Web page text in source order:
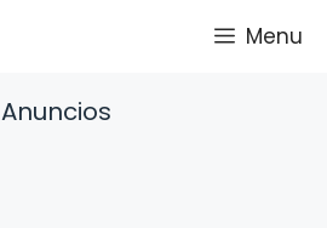
Menu
Anuncios